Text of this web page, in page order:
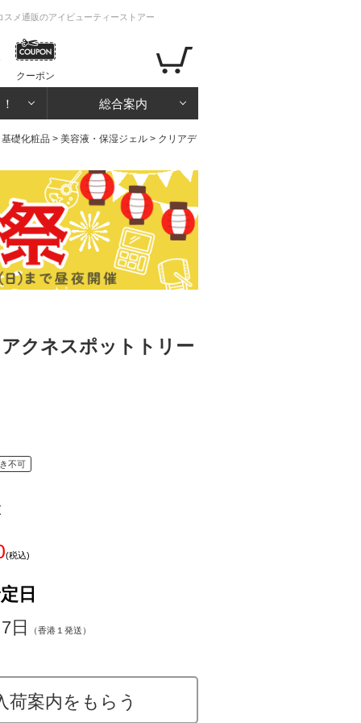
メ通販のアイビューティーストアー
クーポン
総合案内
礎化粧品 > 美容液・保湿ジェル > クリアデ
クネスポットトリー
不可
(税込)
日
日
（香港１発送）
荷案内をもらう